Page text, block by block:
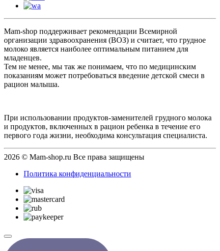
Mam-shop поддерживает рекомендации Всемирной
организации здравоохранения (ВОЗ) и считает, что грудное
молоко является наиболее оптимальным питанием для
младенцев.
Тем не менее, мы так же понимаем, что по медицинским
показаниям может потребоваться введение детской смеси в
рацион малыша.
При использовании продуктов-заменителей грудного молока
и продуктов, включенных в рацион ребенка в течение его
первого года жизни, необходима консультация специалиста.
2026 © Mam-shop.ru Все права защищены
Политика конфиденциальности